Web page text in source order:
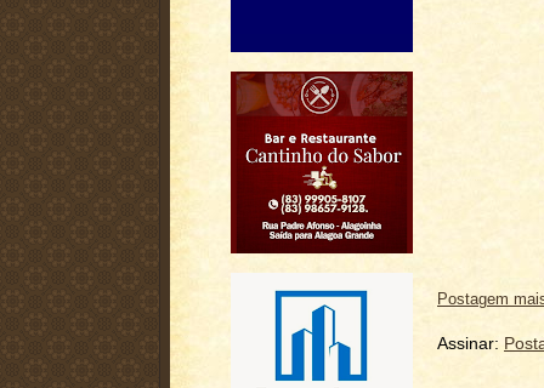
Postagem
Assinar: